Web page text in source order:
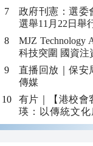
政府刊憲：選委
選舉11月22日舉
MJZ Technology
科技突圍 國資注
直播回放｜保安
傳媒
有片｜【港校會
瑛：以傳統文
術新發展